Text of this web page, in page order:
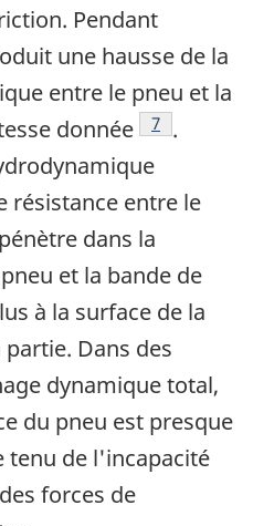
Pendant
une hausse de la
entre le pneu et la
donnée
Footnote
7 .
résistance entre le
dans la
et la bande de
à la surface de la
Dans des
dynamique total,
du pneu est presque
tenu de l'incapacité
forces de